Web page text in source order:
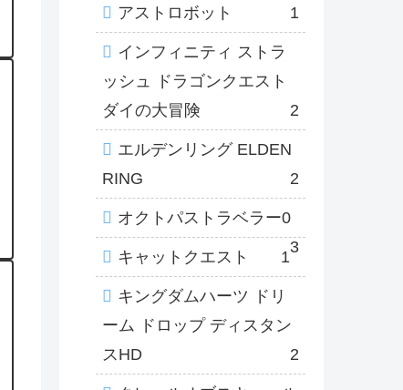
アストロボット 1
インフィニティ ストラ
ッシュ ドラゴンクエスト
ダイの大冒険
2
エルデンリング ELDEN
RING
2
オクトパストラベラー0
3
キャットクエスト 1
キングダムハーツ ドリ
ーム ドロップ ディスタン
スHD
2